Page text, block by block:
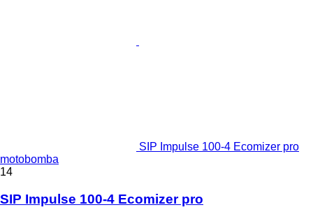
SIP Impulse 100-4 Ecomizer pro
motobomba
14
SIP Impulse 100-4 Ecomizer pro